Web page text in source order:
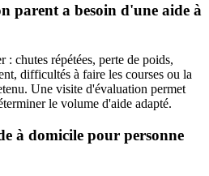
parent a besoin d'une aide à
: chutes répétées, perte de poids,
difficultés à faire les courses ou la
Une visite d'évaluation permet
le volume d'aide adapté.
à domicile pour personne